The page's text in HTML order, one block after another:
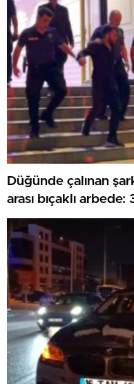
Düğünde çalınan
arası bıçaklı arbede: